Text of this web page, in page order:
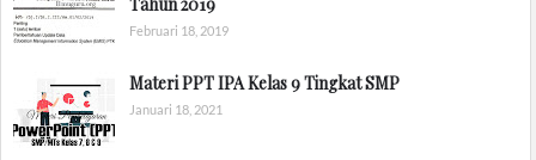
Februari 18, 2019
Materi PPT IPA Kelas 9 Tingkat SMP
Januari 18, 2021